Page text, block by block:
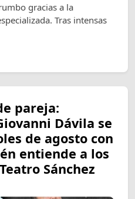
gracias a la
Tras intensas
pareja:
Dávila se
de agosto con
entiende a los
Sánchez